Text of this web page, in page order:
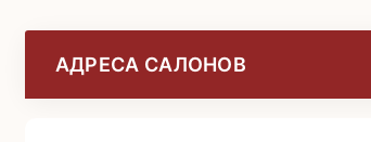
АДРЕСА САЛОНОВ